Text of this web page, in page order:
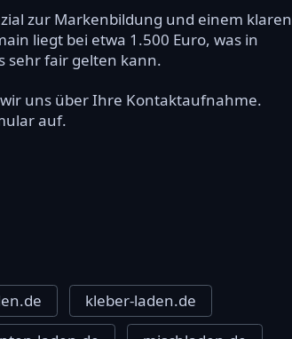
zur Markenbildung und einem klaren
liegt bei etwa 1.500 Euro, was in
sehr fair gelten kann.
uns über Ihre Kontaktaufnahme.
auf.
kleber-laden.de